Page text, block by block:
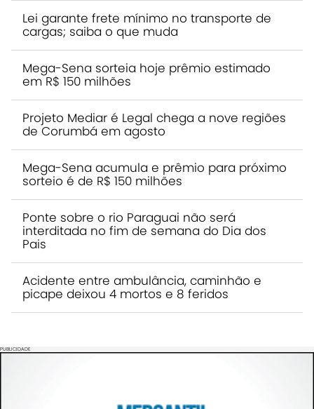
Lei garante frete mínimo no transporte de
cargas; saiba o que muda
Mega-Sena sorteia hoje prêmio estimado
em R$ 150 milhões
Projeto Mediar é Legal chega a nove regiões
de Corumbá em agosto
Mega-Sena acumula e prêmio para próximo
sorteio é de R$ 150 milhões
Ponte sobre o rio Paraguai não será
interditada no fim de semana do Dia dos
Pais
Acidente entre ambulância, caminhão e
picape deixou 4 mortos e 8 feridos
PUBLICIDADE